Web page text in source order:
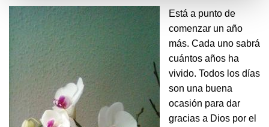
Está a punto de
comenzar un año
más. Cada uno sabrá
cuántos años ha
vivido. Todos los días
son una buena
ocasión para dar
gracias a Dios por el